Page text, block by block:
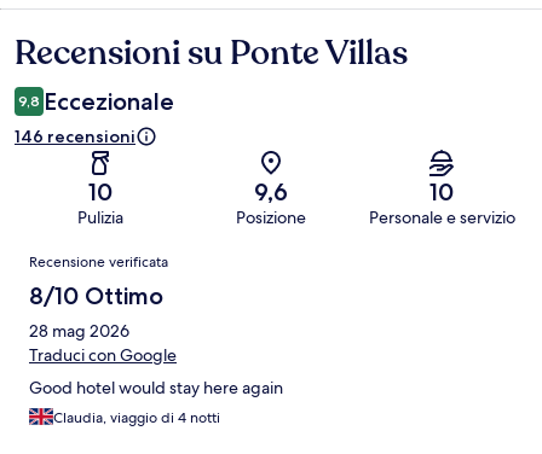
Recensioni
Recensioni su Ponte Villas
9,8 Eccezionale
146 recensioni
10
Pulizia
9,6
Posizione
10
Personale e servizio
Recensioni
Recensione verificata
8/10 Ottimo
28 mag 2026
Traduci con Google
Good hotel would stay here again
Claudia, viaggio di 4 notti